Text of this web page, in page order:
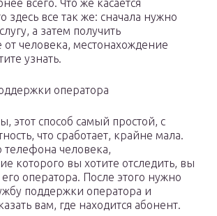
всего. Что же касается
здесь все так же: сначала нужно
а затем получить
человека, местонахождение
узнать.
оператора
этот способ самый простой, с
что сработает, крайне мала.
человека,
которого вы хотите отследить, вы
оператора. После этого нужно
поддержки оператора и
вам, где находится абонент.